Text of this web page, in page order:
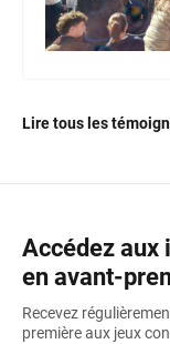
Lire tous les
Accédez aux
en avant-
Recevez
première aux jeux